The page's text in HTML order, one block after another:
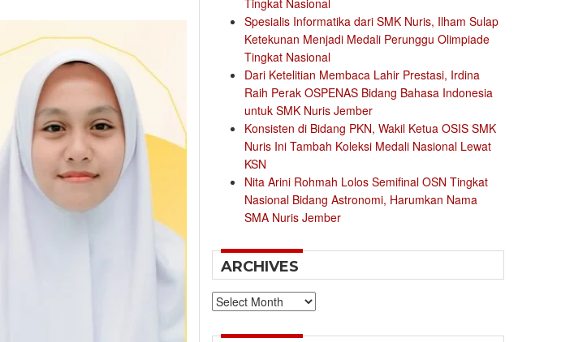
Tingkat Nasional
Spesialis Informatika dari SMK Nuris, Ilham Sulap
Ketekunan Menjadi Medali Perunggu Olimpiade
Tingkat Nasional
Dari Ketelitian Membaca Lahir Prestasi, Irdina
Raih Perak OSPENAS Bidang Bahasa Indonesia
untuk SMK Nuris Jember
Konsisten di Bidang PKN, Wakil Ketua OSIS SMK
Nuris Ini Tambah Koleksi Medali Nasional Lewat
KSN
Nita Arini Rohmah Lolos Semifinal OSN Tingkat
Nasional Bidang Astronomi, Harumkan Nama
SMA Nuris Jember
ARCHIVES
Archives